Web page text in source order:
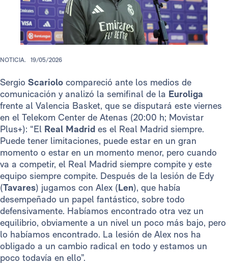
NOTICIA. 19/05/2026
Sergio Scariolo compareció ante los medios de
comunicación y analizó la semifinal de la Euroliga
frente al Valencia Basket, que se disputará este viernes
en el Telekom Center de Atenas (20:00 h; Movistar
Plus+): “El Real Madrid es el Real Madrid siempre.
Puede tener limitaciones, puede estar en un gran
momento o estar en un momento menor, pero cuando
va a competir, el Real Madrid siempre compite y este
equipo siempre compite. Después de la lesión de Edy
(Tavares) jugamos con Alex (Len), que había
desempeñado un papel fantástico, sobre todo
defensivamente. Habíamos encontrado otra vez un
equilibrio, obviamente a un nivel un poco más bajo, pero
lo habíamos encontrado. La lesión de Alex nos ha
obligado a un cambio radical en todo y estamos un
poco todavía en ello”.